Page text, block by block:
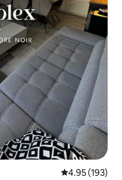
Calificación
4.95 (193)